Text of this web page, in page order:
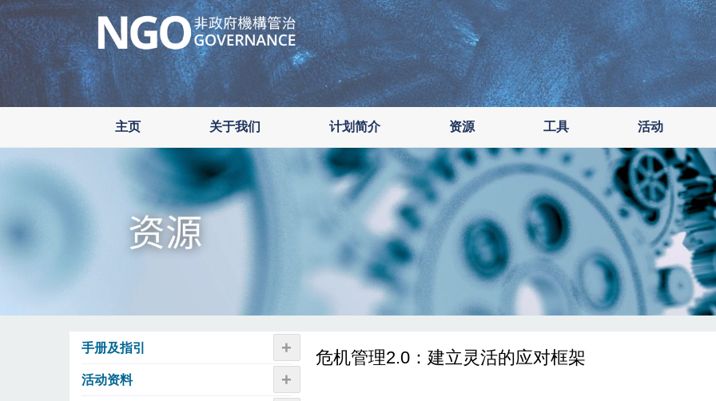
Skip
to
main
主页 关于我们 计划简介 资源 工具 活动
手册及指引 +
活动资​​料 +
危机管理2.0：建立灵活的应对框架